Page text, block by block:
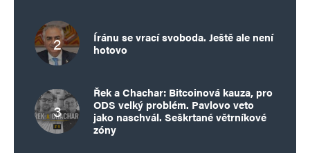
Íránu se vrací svoboda. Ještě ale není
hotovo
Řek a Chachar: Bitcoinová kauza, pro
ODS velký problém. Pavlovo veto
jako naschvál. Seškrtané větrníkové
zóny